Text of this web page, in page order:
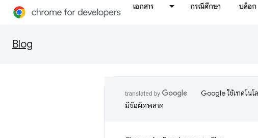
เอกสาร กรณีศึกษา บล็อก
Blog
Google ใช้เทคโน
มีข้อผิดพลาด